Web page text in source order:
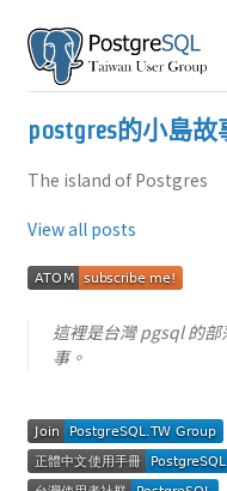
postgres的小島故
The island of Postgres
View all posts
這裡是台灣 pgsql 的
事。